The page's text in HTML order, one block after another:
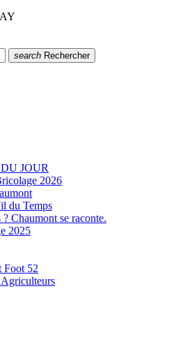
search Rechercher
JOUR
2026
du Temps
Chaumont se raconte.
2025
Foot 52
Agriculteurs